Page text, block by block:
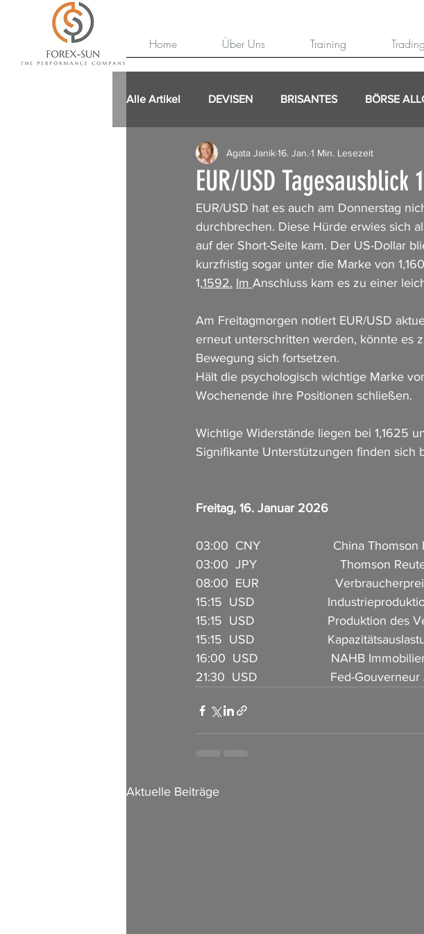
Home Über Uns Training
Alle Artikel DEVISEN BRISANTES BÖRSE
EUR/USD Tagesausblick
Agata Janik16. Jan. 1 Min. Lesezeit
EUR/USD hat es auch am Donnerstag
durchbrechen. Diese Hürde erwies sich
auf der Short-Seite kam. Der US-Dollar
kurzfristig sogar unter die Marke von
1,1592. Im Anschluss kam es zu einer
Am Freitagmorgen notiert EUR/USD
erneut unterschritten werden, könnte es
Bewegung sich fortsetzen.
Hält die psychologisch wichtige Marke
Wochenende ihre Positionen schließen.
Wichtige Widerstände liegen bei 1,1625
Signifikante Unterstützungen finden sich
Freitag, 16. Januar 2026
03:00  CNY                     China
03:00  JPY                        Thomson
08:00  EUR
15:15  USD
15:15  USD
15:15  USD
16:00  USD                     NAHB
21:30  USD                     Fed-
Aktuelle Beiträge